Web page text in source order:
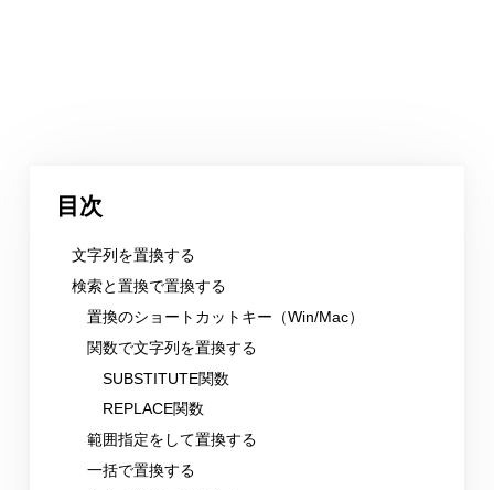
目次
文字列を置換する
検索と置換で置換する
置換のショートカットキー（Win/Mac）
関数で文字列を置換する
SUBSTITUTE関数
REPLACE関数
範囲指定をして置換する
一括で置換する